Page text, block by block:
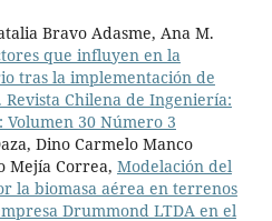
Bravo Adasme, Ana M.
que influyen en la
tras la implementación de
Chilena de Ingeniería:
Volumen 30 Número 3
Dino Carmelo Manco
Mejía Correa, Modelación del
la biomasa aérea en terrenos
Drummond LTDA en el